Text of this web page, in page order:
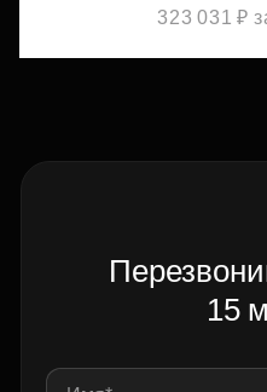
323 031 ₽
15